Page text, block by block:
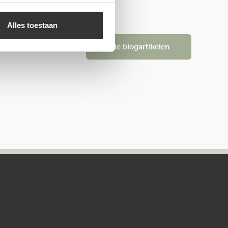
Alles toestaan
Alle blogartikelen